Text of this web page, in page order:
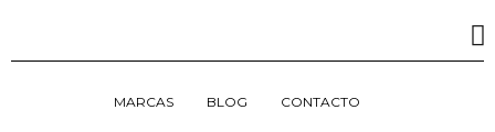
MARCAS BLOG CONTACTO